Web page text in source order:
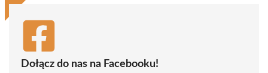
Dołącz do nas na Facebooku!